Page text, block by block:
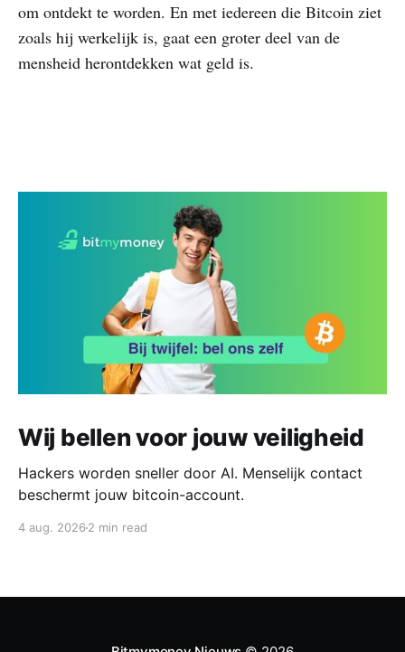
om ontdekt te worden. En met iedereen die Bitcoin ziet
zoals hij werkelijk is, gaat een groter deel van de
mensheid herontdekken wat geld is.
Wij bellen voor jouw veiligheid
Hackers worden sneller door AI. Menselijk contact
beschermt jouw bitcoin-account.
4 aug. 2026 2 min read